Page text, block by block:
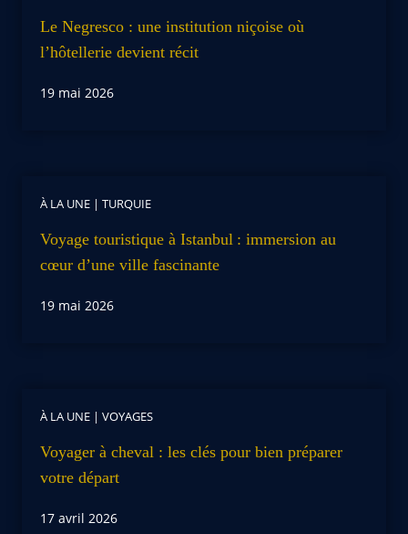
Le Negresco : une institution niçoise où
l’hôtellerie devient récit
19 mai 2026
À LA UNE | TURQUIE
Voyage touristique à Istanbul : immersion au
cœur d’une ville fascinante
19 mai 2026
À LA UNE | VOYAGES
Voyager à cheval : les clés pour bien préparer
votre départ
17 avril 2026